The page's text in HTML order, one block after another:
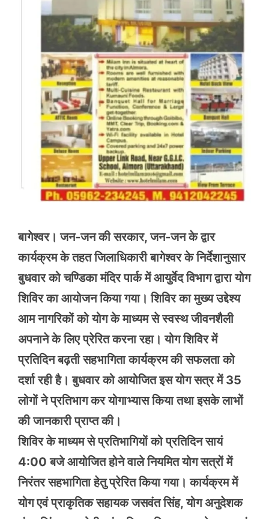
बागेश्वर। जन-जन की सरकार, जन-जन के द्वार
कार्यक्रम के तहत जिलाधिकारी बागेश्वर के निर्देशानुसार
बुधवार को चण्डिका मंदिर पार्क में आयुर्वेद विभाग द्वारा योग
शिविर का आयोजन किया गया। शिविर का मुख्य उद्देश्य
आम नागरिकों को योग के माध्यम से स्वस्थ जीवनशैली
अपनाने के लिए प्रेरित करना रहा। योग शिविर में
प्रतिदिन बढ़ती सहभागिता कार्यक्रम की सफलता को
दर्शा रही है। बुधवार को आयोजित इस योग सत्र में 35
लोगों ने प्रतिभाग कर योगाभ्यास किया तथा इसके लाभों
की जानकारी प्राप्त की।
शिविर के माध्यम से प्रतिभागियों को प्रतिदिन सायं
4:00 बजे आयोजित होने वाले नियमित योग सत्रों में
निरंतर सहभागिता हेतु प्रेरित किया गया। कार्यक्रम में
योग एवं प्राकृतिक सहायक जसवंत सिंह, योग अनुदेशक